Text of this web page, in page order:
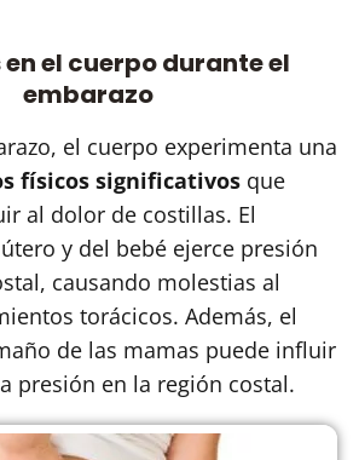
el cuerpo durante el
embarazo
el cuerpo experimenta una
físicos significativos que
al dolor de costillas. El
y del bebé ejerce presión
causando molestias al
torácicos. Además, el
de las mamas puede influir
presión en la región costal.